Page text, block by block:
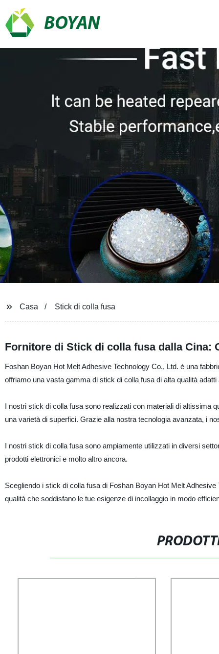
BOYAN
Casa Stick di colla fusa
Fornitore di Stick di colla fusa dalla Cina:
Foshan Boyan Hot Melt Adhesive Technology Co., Ltd. è una
offriamo una vasta gamma di stick di colla fusa di alta qualità
I nostri stick di colla fusa sono realizzati con materiali di altissima
una varietà di superfici. Grazie alla nostra tecnologia avanzata, i
I nostri stick di colla fusa sono ampiamente utilizzati in diversi
prodotti elettronici e molto altro ancora.
Scegliendo i stick di colla fusa di Foshan Boyan Hot Melt
qualità che soddisfano le tue esigenze di incollaggio in modo